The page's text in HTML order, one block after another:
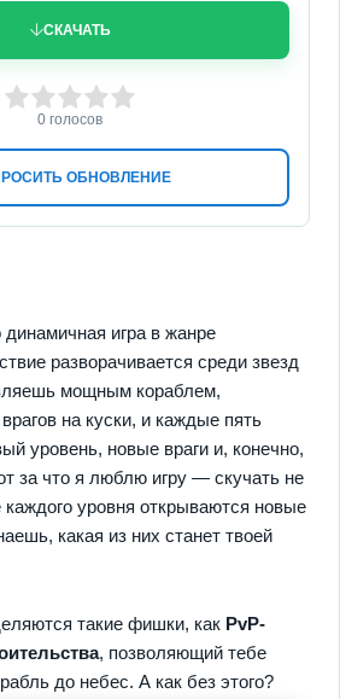
СКАЧАТЬ
ОБНОВЛЕНИЕ
3 4 5
0 голосов
игра в жанре
разворачивается среди звезд
мощным кораблем,
на куски, и каждые пять
уровень, новые враги и, конечно,
за что я люблю игру — скучать не
каждого уровня открываются новые
какая из них станет твоей
такие фишки, как PvP-
, позволяющий тебе
до небес. А как без этого?